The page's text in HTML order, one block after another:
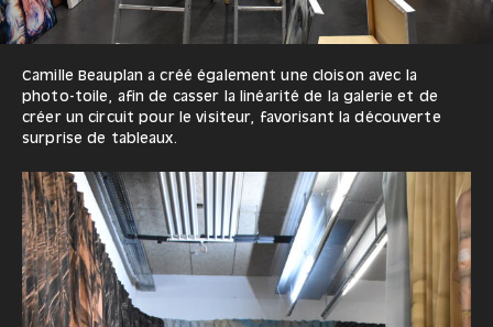
Camille Beauplan a créé également une cloison avec la
photo-toile, afin de casser la linéarité de la galerie et de
créer un circuit pour le visiteur, favorisant la découverte
surprise de tableaux.